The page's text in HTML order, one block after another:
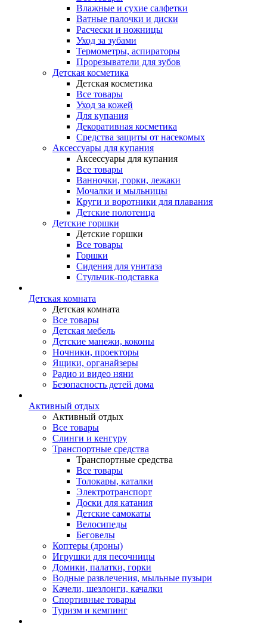
Влажные и сухие салфетки
Ватные палочки и диски
Расчески и ножницы
Уход за зубами
Термометры, аспираторы
Прорезыватели для зубов
Детская косметика
Детская косметика
Все товары
Уход за кожей
Для купания
Декоративная косметика
Средства защиты от насекомых
Аксессуары для купания
Аксессуары для купания
Все товары
Ванночки, горки, лежаки
Мочалки и мыльницы
Круги и воротники для плавания
Детские полотенца
Детские горшки
Детские горшки
Все товары
Горшки
Сидения для унитаза
Стульчик-подставка
Детская комната
Детская комната
Все товары
Детская мебель
Детские манежи, коконы
Ночники, проекторы
Ящики, органайзеры
Радио и видео няни
Безопасность детей дома
Активный отдых
Активный отдых
Все товары
Слинги и кенгуру
Транспортные средства
Транспортные средства
Все товары
Толокары, каталки
Электротранспорт
Доски для катания
Детские самокаты
Велосипеды
Беговелы
Коптеры (дроны)
Игрушки для песочницы
Домики, палатки, горки
Водные развлечения, мыльные пузыри
Качели, шезлонги, качалки
Спортивные товары
Туризм и кемпинг